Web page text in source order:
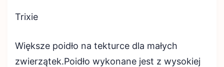
Trixie
Większe poidło na tekturce dla małych
zwierzątek.Poidło wykonane jest z wysokiej